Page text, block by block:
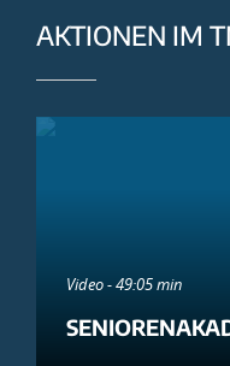
AKTIONEN IM
Video - 49:05 min